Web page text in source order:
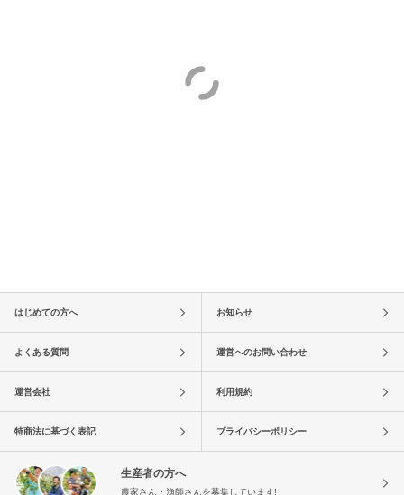
はじめての方へ お知らせ
よくある質問 運営へのお問い合わせ
運営会社 利用規約
特商法に基づく表記 プライバシーポリシー
生産者の方へ
農家さん・漁師さんを募集しています!